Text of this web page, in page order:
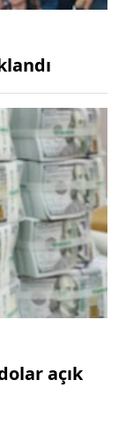
açık